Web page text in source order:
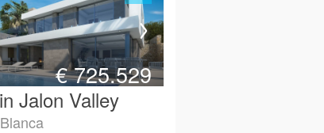
€ 725.529
Jalon Valley